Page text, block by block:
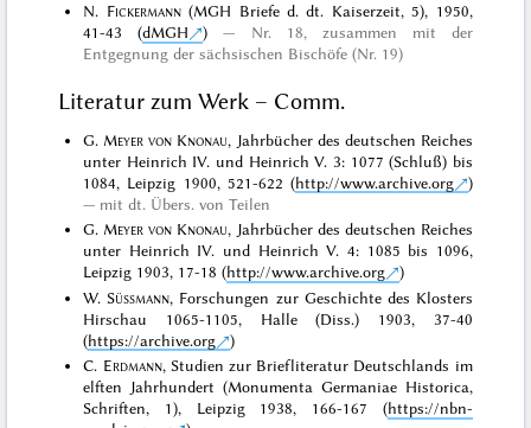
N. Fickermann(MGH Briefe d. dt. Kaiserzeit, 5), 1950,
41-43 (dMGH )
Nr. 18, zusammen mit der
Entgegnung der sächsischen Bischöfe (Nr. 19)
Literatur zum Werk – Comm.
G. Meyer von Knonau, Jahrbücher des deutschen Reiches
unter Heinrich IV. und Heinrich V. 3: 1077 (Schluß) bis
1084, Leipzig 1900, 521-622 (http://www.archive.org
)
mit dt. Übers. von Teilen
G. Meyer von Knonau, Jahrbücher des deutschen Reiches
unter Heinrich IV. und Heinrich V. 4: 1085 bis 1096,
Leipzig 1903, 17-18 (http://www.archive.org
)
W. Süssmann, Forschungen zur Geschichte des Klosters
Hirschau 1065-1105, Halle (Diss.) 1903, 37-40
(https://archive.org
)
C. Erdmann, Studien zur Briefliteratur Deutschlands im
elften Jahrhundert (Monumenta Germaniae Historica,
Schriften, 1), Leipzig 1938, 166-167 (https://nbn-